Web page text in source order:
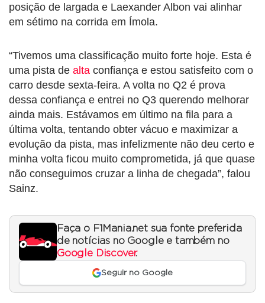
posição de largada e Laexander Albon vai alinhar
em sétimo na corrida em Ímola.
“Tivemos uma classificação muito forte hoje. Esta é
uma pista de alta confiança e estou satisfeito com o
carro desde sexta-feira. A volta no Q2 é prova
dessa confiança e entrei no Q3 querendo melhorar
ainda mais. Estávamos em último na fila para a
última volta, tentando obter vácuo e maximizar a
evolução da pista, mas infelizmente não deu certo e
minha volta ficou muito comprometida, já que quase
não conseguimos cruzar a linha de chegada”, falou
Sainz.
Faça o F1Mania.net sua fonte preferida
de notícias no Google e também no
Google Discover.
Seguir no Google